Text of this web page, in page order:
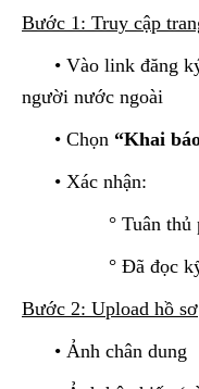
Bước 1: Truy cập
• Vào link đăng ký
người nước ngoài
• Chọn “Khai
• Xác nhận:
° Tuân thủ
° Đã đọc kỹ
Bước 2: Upload hồ sơ
• Ảnh chân dung